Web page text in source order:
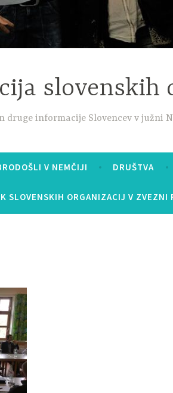
slovenskih
druge informacije Slovencev v južni
V NEMČIJI DRUŠTVA
SLOVENSKIH ORGANIZACIJ V ZVEZNI